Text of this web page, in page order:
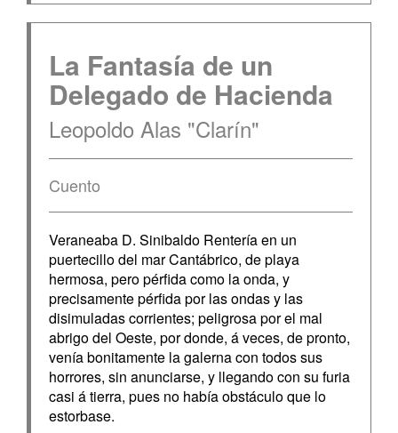
La Fantasía de un
Delegado de Hacienda
Leopoldo Alas "Clarín"
Cuento
Veraneaba D. Sinibaldo Rentería en un
puertecillo del mar Cantábrico, de playa
hermosa, pero pérfida como la onda, y
precisamente pérfida por las ondas y las
disimuladas corrientes; peligrosa por el mal
abrigo del Oeste, por donde, á veces, de pronto,
venía bonitamente la galerna con todos sus
horrores, sin anunciarse, y llegando con su furia
casi á tierra, pues no había obstáculo que lo
estorbase.